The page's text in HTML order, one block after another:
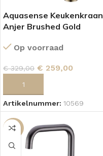
Aquasense Keukenkraan
Anjer Brushed Gold
Op voorraad
€329,00 € 259,00
Artikelnummer: 10569
-21%